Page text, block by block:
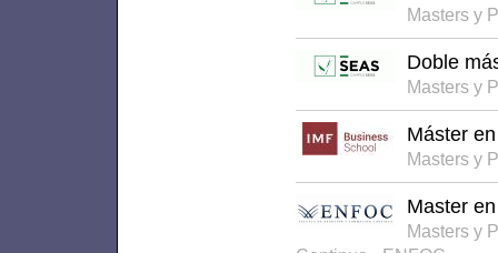
Masters y
Doble
Masters y
Máster
Masters y
Master
Masters y